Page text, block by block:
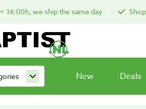
16:00h, we ship the same day
New Deals